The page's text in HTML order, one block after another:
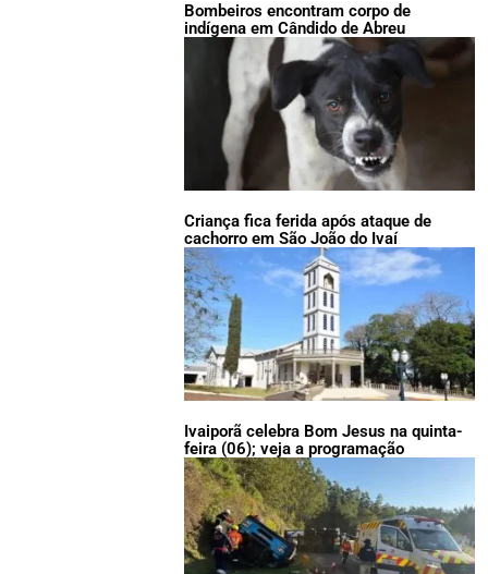
Bombeiros encontram corpo de
indígena em Cândido de Abreu
Criança fica ferida após ataque de
cachorro em São João do Ivaí
Ivaiporã celebra Bom Jesus na quinta-
feira (06); veja a programação